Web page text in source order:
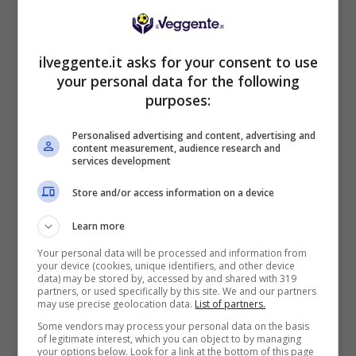
conti con la tremenda pressione psicologica del
Il Saint-Etienne appare invece più solido, reduce
da tre clean sheet consecutivi (270 minuti
di trasferta. L’ultimo successo dei biancoverdi
lontano dalle mura amiche risale addirittura a
febbraio.
Esattamente come all’andata, i binari di questo
spareggio di ritorno sembrano ampiamente
tracciati. Nessuna delle due squadre rischierà
di scoprirsi nei primi minuti: la solidità difensiva
recente del Saint-Etienne e le difficoltà
bloccato, dove un singolo episodio o una
ilveggente.it asks for your consent to use
your personal data for the following
purposes:
Personalised advertising and content, advertising and
content measurement, audience research and
services development
Store and/or access information on a device
Learn more
Your personal data will be processed and information from
your device (cookies, unique identifiers, and other device
data) may be stored by, accessed by and shared with 319
partners, or used specifically by this site. We and our partners
may use precise geolocation data. List of partners.
Some vendors may process your personal data on the basis
of legitimate interest, which you can object to by managing
your options below. Look for a link at the bottom of this page